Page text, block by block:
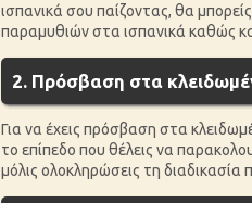
ισπανικά σου παίζοντας, θα
παραμυθιών στα ισπανικά καθώς
2. Πρόσβαση στα
Για να έχεις πρόσβαση στα
το επίπεδο που θέλεις να
μόλις ολοκληρώσεις τη